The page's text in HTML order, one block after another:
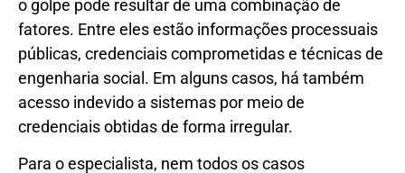
o golpe pode resultar de uma combinação de
fatores. Entre eles estão informações processuais
públicas, credenciais comprometidas e técnicas de
engenharia social. Em alguns casos, há também
acesso indevido a sistemas por meio de
credenciais obtidas de forma irregular.
Para o especialista, nem todos os casos